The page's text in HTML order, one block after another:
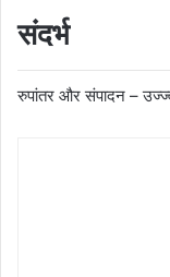
संदर्भ
रुपांतर और संपादन –